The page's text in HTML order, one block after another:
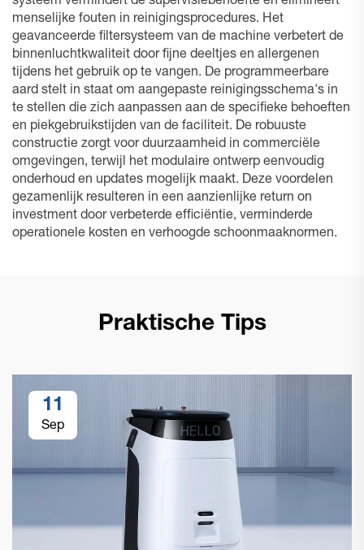
menselijke fouten in reinigingsprocedures. Het
geavanceerde filtersysteem van de machine verbetert de
binnenluchtkwaliteit door fijne deeltjes en allergenen
tijdens het gebruik op te vangen. De programmeerbare
aard stelt in staat om aangepaste reinigingsschema's in
te stellen die zich aanpassen aan de specifieke behoeften
en piekgebruikstijden van de faciliteit. De robuuste
constructie zorgt voor duurzaamheid in commerciële
omgevingen, terwijl het modulaire ontwerp eenvoudig
onderhoud en updates mogelijk maakt. Deze voordelen
gezamenlijk resulteren in een aanzienlijke return on
investment door verbeterde efficiëntie, verminderde
operationele kosten en verhoogde schoonmaaknormen.
Praktische Tips
11
Sep